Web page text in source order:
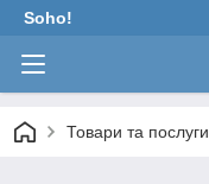
Soho!
Товари та послуги